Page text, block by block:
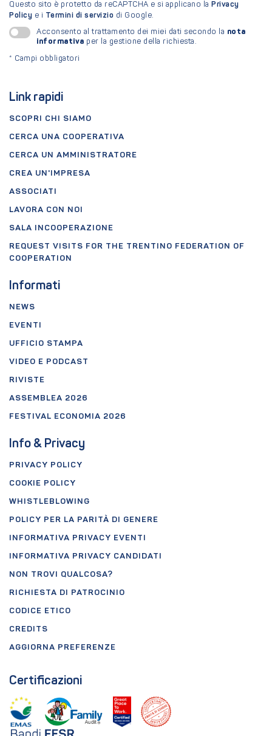
Link rapidi
SCOPRI CHI SIAMO
CERCA UNA COOPERATIVA
CERCA UN AMMINISTRATORE
CREA UN'IMPRESA
ASSOCIATI
LAVORA CON NOI
SALA INCOOPERAZIONE
REQUEST VISITS FOR THE TRENTINO FEDERATION OF
COOPERATION
Informati
NEWS
EVENTI
UFFICIO STAMPA
VIDEO E PODCAST
RIVISTE
ASSEMBLEA 2026
FESTIVAL ECONOMIA 2026
Info & Privacy
PRIVACY POLICY
COOKIE POLICY
WHISTLEBLOWING
POLICY PER LA PARITÀ DI GENERE
INFORMATIVA PRIVACY EVENTI
INFORMATIVA PRIVACY CANDIDATI
NON TROVI QUALCOSA?
RICHIESTA DI PATROCINIO
CODICE ETICO
CREDITS
AGGIORNA PREFERENZE
Certificazioni
Questo sito è protetto da reCAPTCHA e si applicano la Privacy
Policy e i Termini di servizio di Google.
Acconsento al trattamento dei miei dati secondo la nota
informativa per la gestione della richiesta.
* Campi obbligatori